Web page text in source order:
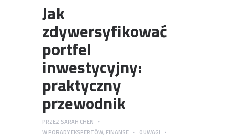
Jak
zdywersyfikować
portfel
inwestycyjny:
praktyczny
przewodnik
PRZEZ SARAH CHEN
WPORADY EKSPERTÓW, FINANSE 0UWAGI